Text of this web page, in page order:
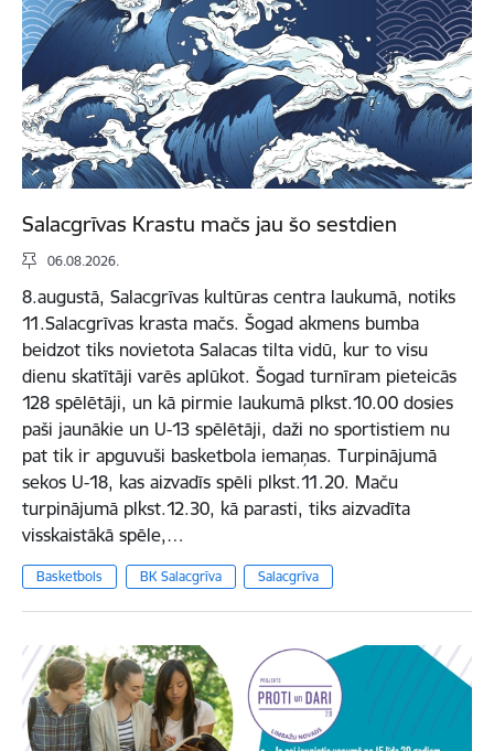
Salacgrīvas Krastu mačs jau šo sestdien
06.08.2026.
8.augustā, Salacgrīvas kultūras centra laukumā, notiks
11.Salacgrīvas krasta mačs. Šogad akmens bumba
beidzot tiks novietota Salacas tilta vidū, kur to visu
dienu skatītāji varēs aplūkot. Šogad turnīram pieteicās
128 spēlētāji, un kā pirmie laukumā plkst.10.00 dosies
paši jaunākie un U-13 spēlētāji, daži no sportistiem nu
pat tik ir apguvuši basketbola iemaņas. Turpinājumā
sekos U-18, kas aizvadīs spēli plkst.11.20. Maču
turpinājumā plkst.12.30, kā parasti, tiks aizvadīta
visskaistākā spēle,…
Basketbols BK Salacgrīva Salacgrīva